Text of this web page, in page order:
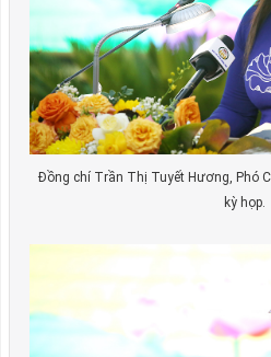
Đồng chí Trần Thị Tuyết Hương, Phó
kỳ họp.